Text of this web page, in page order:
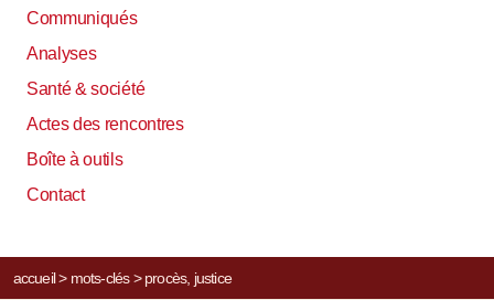
Communiqués
Analyses
Santé & société
Actes des rencontres
Boîte à outils
Contact
accueil> mots-clés> procès, justice